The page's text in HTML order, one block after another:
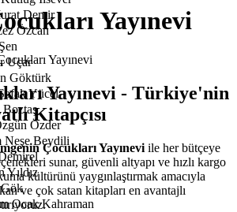
Demir
Özcan
Uçar
Göktürk
Yücel
Boztaş
Özder
Neşe Beydili
Yıldız
Gök
Ocak Kahraman
Yayınevi
Yayınevi
Yayınevi - Türkiye'nin
Kitapçısı
Çocukları Yayınevi ile her bütçeye
sunar, güvenli altyapı ve hızlı kargo
kültürünü yaygınlaştırmak amacıyla
ve çok satan kitapları en avantajlı